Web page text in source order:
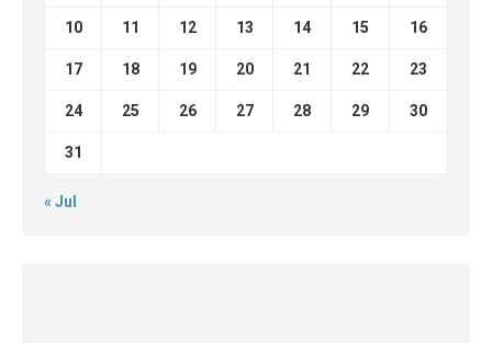
10 11 12 13 14 15 16
17 18 19 20 21 22 23
24 25 26 27 28 29 30
31
« Jul